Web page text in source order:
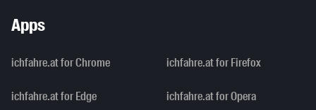
Apps
ichfahre.at for Chrome ichfahre.at for Firefox
ichfahre.at for Edge ichfahre.at for Opera